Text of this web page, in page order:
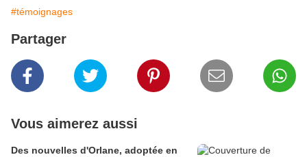
#témoignages
Partager
Vous aimerez aussi
Des nouvelles d'Orlane, adoptée en